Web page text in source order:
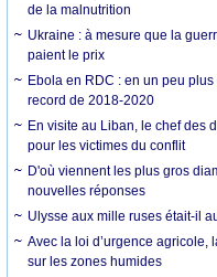
de la malnutrition
Ukraine : à mesure que la
paient le prix
Ebola en RDC : en un peu
record de 2018-2020
En visite au Liban, le chef des
pour les victimes du conflit
D'où viennent les plus gros
nouvelles réponses
Ulysse aux mille ruses était-il
Avec la loi d’urgence agricole,
sur les zones humides